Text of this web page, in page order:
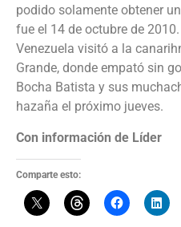
podido solamente obtener
fue el 14 de octubre de
Venezuela visitó a la
Grande, donde empató sin
Bocha Batista y sus
hazaña el próximo jueves.
Con información de Líder
Comparte esto: